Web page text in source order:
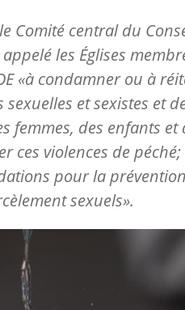
Comité central du
les Églises
«à condamner ou à
et sexistes et
femmes, des enfants et
ces violences de péché;
pour la
sexuels».